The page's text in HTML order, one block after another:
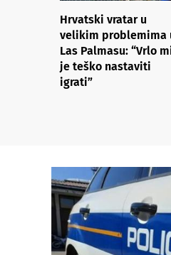
Hrvatski vratar u
velikim problemima
Las Palmasu: “Vrlo
je teško nastaviti
igrati”